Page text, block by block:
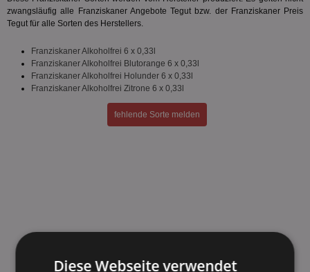
zwangsläufig alle Franziskaner Angebote Tegut bzw. der Franziskaner Preis
Tegut für alle Sorten des Herstellers.
Franziskaner Alkoholfrei 6 x 0,33l
Franziskaner Alkoholfrei Blutorange 6 x 0,33l
Franziskaner Alkoholfrei Holunder 6 x 0,33l
Franziskaner Alkoholfrei Zitrone 6 x 0,33l
fehlende Sorte melden
Diese Webseite verwendet